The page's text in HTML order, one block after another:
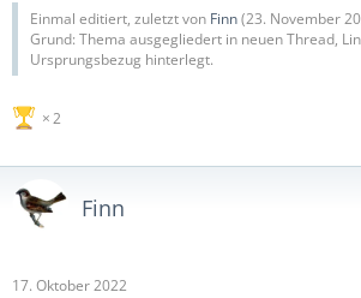
Einmal editiert, zuletzt von Finn(23. November
Grund: Thema ausgegliedert in neuen Thread,
Ursprungsbezug hinterlegt.
2
Finn
17. Oktober 2022